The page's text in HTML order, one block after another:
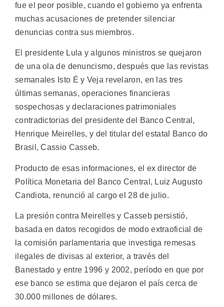
fue el peor posible, cuando el gobierno ya enfrenta
muchas acusaciones de pretender silenciar
denuncias contra sus miembros.
El presidente Lula y algunos ministros se quejaron
de una ola de denuncismo, después que las revistas
semanales Isto É y Veja revelaron, en las tres
últimas semanas, operaciones financieras
sospechosas y declaraciones patrimoniales
contradictorias del presidente del Banco Central,
Henrique Meirelles, y del titular del estatal Banco do
Brasil, Cassio Casseb.
Producto de esas informaciones, el ex director de
Política Monetaria del Banco Central, Luiz Augusto
Candiota, renunció al cargo el 28 de julio.
La presión contra Meirelles y Casseb persistió,
basada en datos recogidos de modo extraoficial de
la comisión parlamentaria que investiga remesas
ilegales de divisas al exterior, a través del
Banestado y entre 1996 y 2002, período en que por
ese banco se estima que dejaron el país cerca de
30.000 millones de dólares.